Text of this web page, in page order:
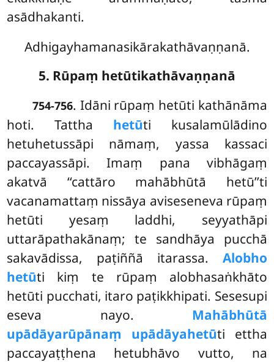
asādhakanti.
Adhigayhamanasikārakathāvaṇṇanā.
5. Rūpaṃ hetūtikathāvaṇṇanā
754-756. Idāni rūpaṃ hetūti kathānāma
hoti. Tattha hetūti kusalamūlādino
hetuhetussāpi nāmaṃ, yassa kassaci
paccayassāpi. Imaṃ pana vibhāgaṃ
akatvā ‘‘cattāro mahābhūtā hetū’’ti
vacanamattaṃ nissāya aviseseneva rūpaṃ
hetūti yesaṃ laddhi, seyyathāpi
uttarāpathakānaṃ; te sandhāya pucchā
sakavādissa, paṭiññā itarassa. Alobho
hetūti kiṃ te rūpaṃ alobhasaṅkhāto
hetūti pucchati, itaro paṭikkhipati. Sesesupi
eseva nayo. Mahābhūtā
upādāyarūpānaṃ upādāyahetūti ettha
paccayaṭṭhena hetubhāvo vutto, na